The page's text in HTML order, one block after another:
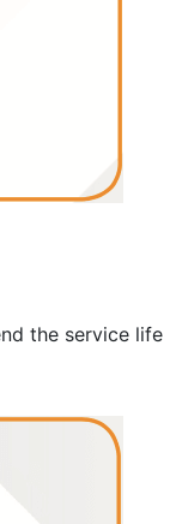
the service life